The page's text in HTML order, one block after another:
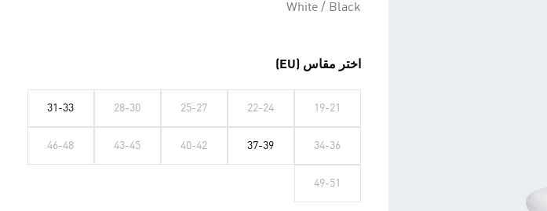
White / Black
اختر مقاس (EU)
19-21
22-24
25-27
28-30
31-33
34-36
37-39
40-42
43-45
46-48
49-51